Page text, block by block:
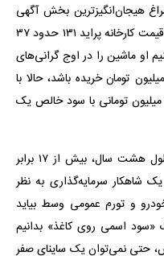
هیجان‌انگیزترین بخش آگهی
یعنی سود خالص مالک برویم. سال ۱۳۹۸ قیمت کارخانه پراید ۱۳۱ حدود ۳۷
او ماشین را در اوج گرانی‌های
آزاد در اواخر سال ۹۸ به قیمت ۶۰ میلیون تومان خریده باشد، حالا با
به برچسب قیمت یک میلیارد و ۶۰ میلیون تومانی با سود خالص یک
به زبان ساده‌تر سرمایه این شخص در طول هشت سال، بیش از ۱۷ برابر
شاهکار سرمایه‌گذاری به نظر
و تورم عمومی وسط بیاید
«سود اسمی روی کاغذ» بدانیم
حتی نمی‌توان یک ساینای صفر